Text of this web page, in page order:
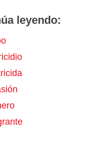
leyendo: